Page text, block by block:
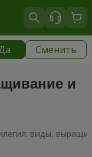
Сменить
и
виды,